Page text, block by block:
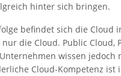
hinter sich bringen.
befindet sich die Cloud
die Cloud. Public Cloud,
wissen jedoch
Cloud-Kompetenz ist